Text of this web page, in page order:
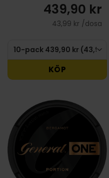
439,90 kr
43,99 kr /dosa
KÖP